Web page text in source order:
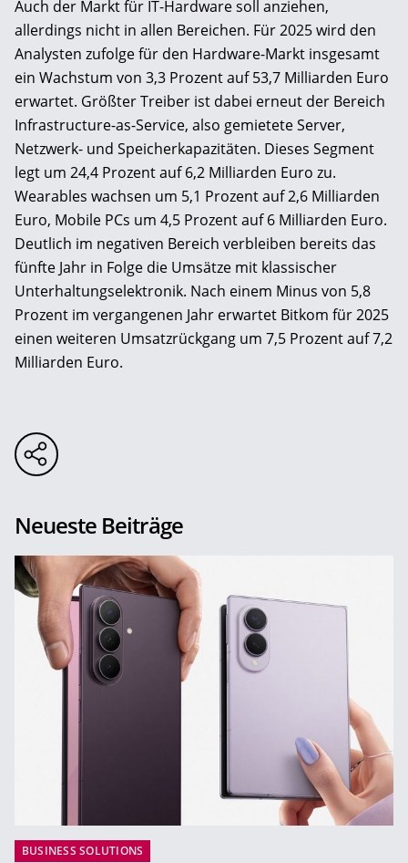
Auch der Markt für IT-Hardware soll anziehen,
allerdings nicht in allen Bereichen. Für 2025 wird den
Analysten zufolge für den Hardware-Markt insgesamt
ein Wachstum von 3,3 Prozent auf 53,7 Milliarden Euro
erwartet. Größter Treiber ist dabei erneut der Bereich
Infrastructure-as-Service, also gemietete Server,
Netzwerk- und Speicherkapazitäten. Dieses Segment
legt um 24,4 Prozent auf 6,2 Milliarden Euro zu.
Wearables wachsen um 5,1 Prozent auf 2,6 Milliarden
Euro, Mobile PCs um 4,5 Prozent auf 6 Milliarden Euro.
Deutlich im negativen Bereich verbleiben bereits das
fünfte Jahr in Folge die Umsätze mit klassischer
Unterhaltungselektronik. Nach einem Minus von 5,8
Prozent im vergangenen Jahr erwartet Bitkom für 2025
einen weiteren Umsatzrückgang um 7,5 Prozent auf 7,2
Milliarden Euro.
Neueste Beiträge
BUSINESS SOLUTIONS